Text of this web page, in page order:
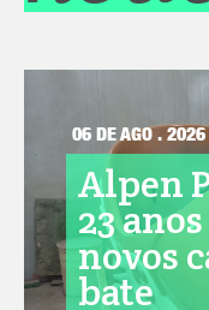
06 DE AGO . 2026
Alpen
23
novos
bate